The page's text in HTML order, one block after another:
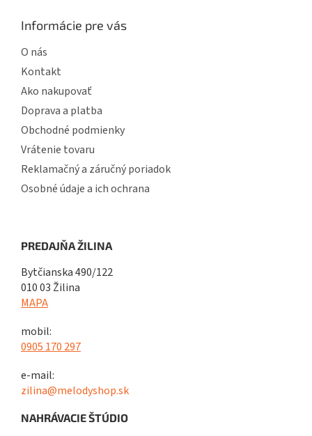
Informácie pre vás
O nás
Kontakt
Ako nakupovať
Doprava a platba
Obchodné podmienky
Vrátenie tovaru
Reklamačný a záručný poriadok
Osobné údaje a ich ochrana
PREDAJŇA ŽILINA
Bytčianska 490/122
010 03 Žilina
MAPA
mobil:
0905 170 297
e-mail:
zilina@melodyshop.sk
NAHRÁVACIE ŠTÚDIO